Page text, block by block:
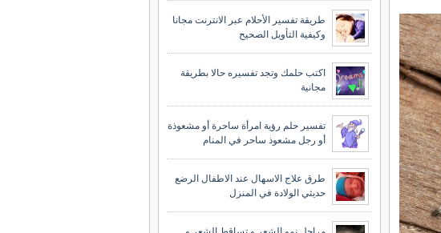
طريقة تفسير الأحلام عبر الانترنت مجانا
وكيفية التأويل الصحيح
اكتب حلمك وتجد تفسيره حالا بطريقة
مجانية
تفسير حلم رؤية امرأة ساحرة أو مشعوذة
أو رجل مشعوذ ساحر في المنام
طرق علاج الاسهال عند الاطفال الرضع
حديثي الولادة في المنزل